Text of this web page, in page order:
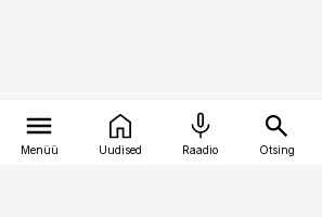
Menüü Uudised Raadio Otsing